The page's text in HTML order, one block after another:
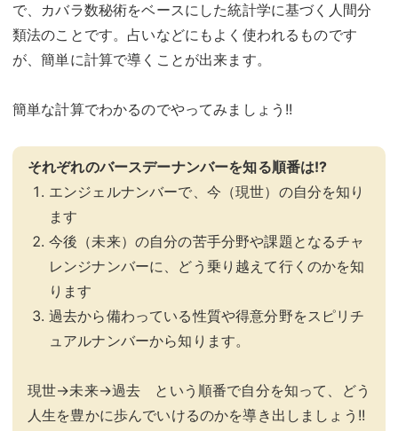
で、カバラ数秘術をベースにした統計学に基づく人間分
類法のことです。占いなどにもよく使われるものです
が、簡単に計算で導くことが出来ます。
簡単な計算でわかるのでやってみましょう!!
それぞれのバースデーナンバーを知る順番は!?
エンジェルナンバーで、今（現世）の自分を知り
ます
今後（未来）の自分の苦手分野や課題となるチャ
レンジナンバーに、どう乗り越えて行くのかを知
ります
過去から備わっている性質や得意分野をスピリチ
ュアルナンバーから知ります。
現世→未来→過去 という順番で自分を知って、どう
人生を豊かに歩んでいけるのかを導き出しましょう!!